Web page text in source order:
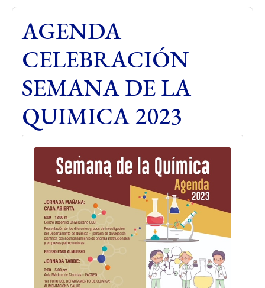
AGENDA
CELEBRACIÓN
SEMANA DE LA
QUIMICA 2023